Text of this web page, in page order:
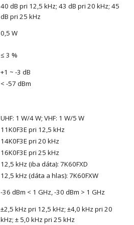
40 dB pri 12,5 kHz; 43 dB pri 20 kHz; 45
dB pri 25 kHz
0,5 W
≤ 3 %
+1 ~ -3 dB
< -57 dBm
UHF: 1 W/4 W; VHF: 1 W/5 W
11K0F3E pri 12,5 kHz
14K0F3E pri 20 kHz
16K0F3E pri 25 kHz
12,5 kHz (iba dáta): 7K60FXD
12,5 kHz (dáta a hlas): 7K60FXW
-36 dBm < 1 GHz, -30 dBm > 1 GHz
±2,5 kHz pri 12,5 kHz; ±4,0 kHz pri 20
kHz; ± 5,0 kHz pri 25 kHz